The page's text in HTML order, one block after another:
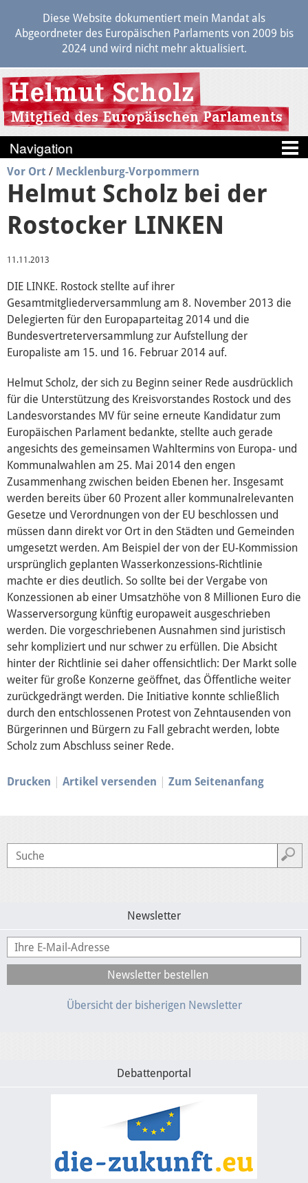
Diese Website dokumentiert mein Mandat als
Abgeordneter des Europäischen Parlaments von 2009 bis
2024 und wird nicht mehr aktualisiert.
Blog
Über mich
Vor Ort
Brandenburg
Mecklenburg-Vorpommern
Kontakt
Reden
Termine
Presse
Mediathek
Vor Ort / Mecklenburg-Vorpommern
Helmut Scholz bei der
Rostocker LINKEN
11.11.2013
DIE LINKE. Rostock stellte auf ihrer
Gesamtmitgliederversammlung am 8. November 2013 die
Delegierten für den Europaparteitag 2014 und die
Bundesvertreterversammlung zur Aufstellung der
Europaliste am 15. und 16. Februar 2014 auf.
Helmut Scholz, der sich zu Beginn seiner Rede ausdrücklich
für die Unterstützung des Kreisvorstandes Rostock und des
Landesvorstandes MV für seine erneute Kandidatur zum
Europäischen Parlament bedankte, stellte auch gerade
angesichts des gemeinsamen Wahltermins von Europa- und
Kommunalwahlen am 25. Mai 2014 den engen
Zusammenhang zwischen beiden Ebenen her. Insgesamt
werden bereits über 60 Prozent aller kommunalrelevanten
Gesetze und Verordnungen von der EU beschlossen und
müssen dann direkt vor Ort in den Städten und Gemeinden
umgesetzt werden. Am Beispiel der von der EU-Kommission
ursprünglich geplanten Wasserkonzessions-Richtlinie
machte er dies deutlich. So sollte bei der Vergabe von
Konzessionen ab einer Umsatzhöhe von 8 Millionen Euro die
Wasserversorgung künftig europaweit ausgeschrieben
werden. Die vorgeschriebenen Ausnahmen sind juristisch
sehr kompliziert und nur schwer zu erfüllen. Die Absicht
hinter der Richtlinie sei daher offensichtlich: Der Markt solle
weiter für große Konzerne geöffnet, das Öffentliche weiter
zurückgedrängt werden. Die Initiative konnte schließlich
durch den entschlossenen Protest von Zehntausenden von
Bürgerinnen und Bürgern zu Fall gebracht werden, lobte
Scholz zum Abschluss seiner Rede.
Drucken Artikel versenden Zum Seitenanfang
Newsletter
Übersicht der bisherigen Newsletter
Debattenportal